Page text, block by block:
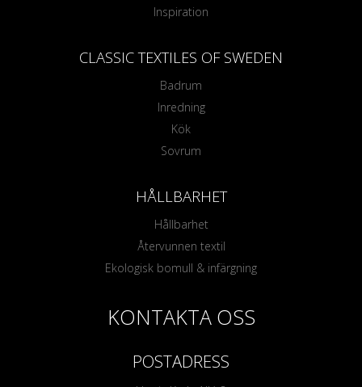
Inspiration
CLASSIC TEXTILES OF SWEDEN
Badrum
Inredning
Kök
Sovrum
HÅLLBARHET
Hållbarhet
Återvunnen textil
Ekologisk bomull & infärgning
KONTAKTA OSS
POSTADRESS